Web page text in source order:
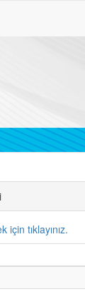
için tıklayınız.